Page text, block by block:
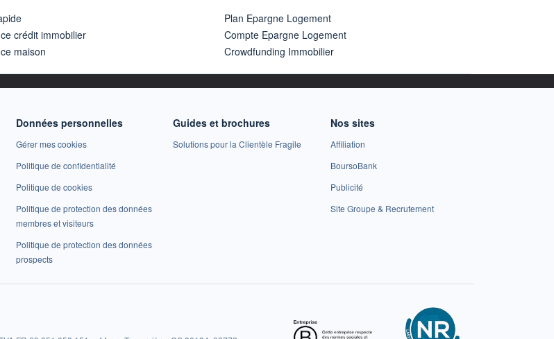
crédit immobilier
maison
Plan Epargne Logement
Compte Epargne Logement
Crowdfunding Immobilier
Données personnelles
Gérer mes cookies
Politique de confidentialité
Politique de cookies
Politique de protection des données
membres et visiteurs
Politique de protection des données
prospects
Guides et brochures
Solutions pour la Clientèle Fragile
Nos sites
Affiliation
BoursoBank
Publicité
Site Groupe & Recrutement